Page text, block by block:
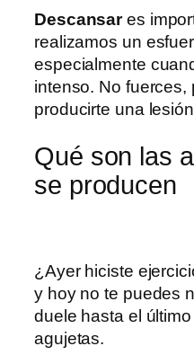
Descansares
realizamos un
especialmente
intenso. No fuerces,
producirte una
Qué son las
se producen
¿Ayer hiciste
y hoy no te puedes
duele hasta el
agujetas.